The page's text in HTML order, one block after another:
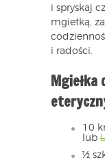
i spryskaj
mgiełką,
i radości.
Mgiełka
10
lub
½